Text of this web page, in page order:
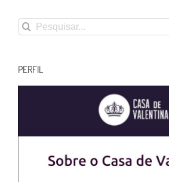
Buscar
resultados
PERFIL